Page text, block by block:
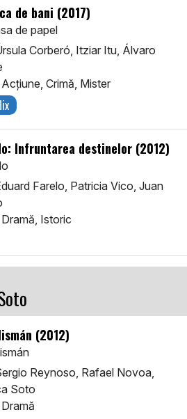
de bani (2017)
de papel
Corberó, Itziar Itu, Álvaro
Acţiune, Crimă, Mister
Înfruntarea destinelor (2012)
Farelo, Patricia Vico, Juan
Dramă, Istoric
(2012)
Reynoso, Rafael Novoa,
Soto
Dramă